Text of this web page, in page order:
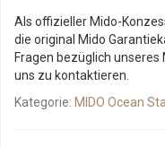
Als offizieller Mido-
die original Mido
Fragen bezüglich
uns zu kontaktieren.
Kategorie: MIDO Ocean